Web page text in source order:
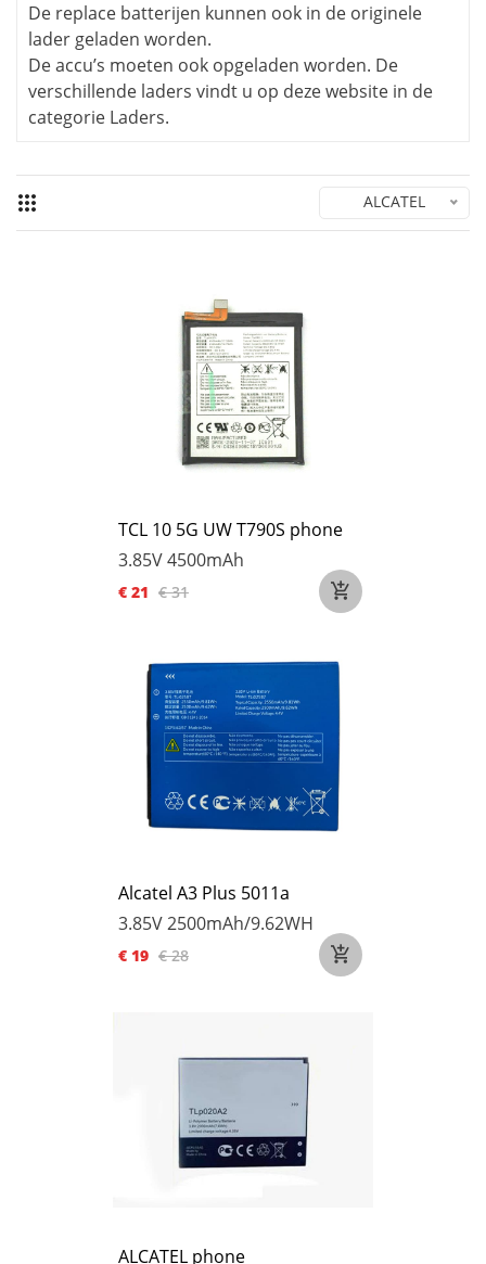
De replace batterijen kunnen ook in de originele
lader geladen worden.
De accu’s moeten ook opgeladen worden. De
verschillende laders vindt u op deze website in de
categorie Laders.
ALCATEL
TCL 10 5G UW T790S phone
3.85V4500mAh
€ 21 € 31
Alcatel A3 Plus 5011a
3.85V2500mAh/9.62WH
€ 19 € 28
ALCATEL phone